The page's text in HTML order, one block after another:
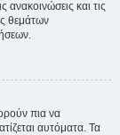
ανακοινώσεις και τις
θεμάτων
πια να
αυτόματα. Τα